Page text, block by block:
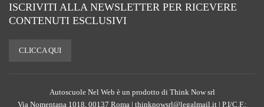
ISCRIVITI ALLA NEWSLETTER PER RICEVERE
CONTENUTI ESCLUSIVI
CLICCA QUI
Autoscuole Nel Web è un prodotto di Think Now srl
Via Nomentana 1018, 00137 Roma | thinknowsrl@legalmail.it | P.I/C.F.: